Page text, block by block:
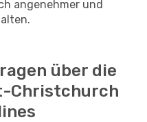
angenehmer und
über die
Christchurch